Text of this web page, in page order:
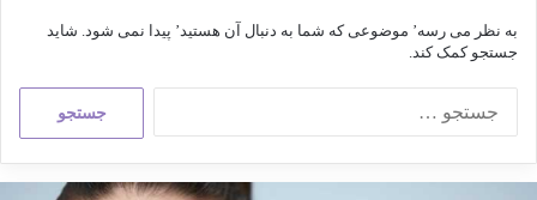
به نظر می رسه’ موضوعی که شما به دنبال آن هستید’ پیدا نمی شود. شاید
جستجو کمک کند.